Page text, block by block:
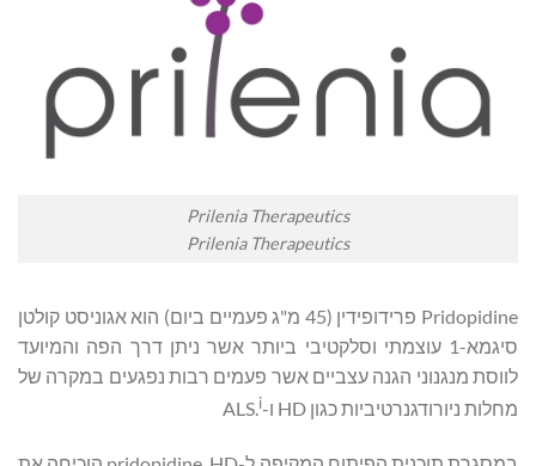
Prilenia Therapeutics
Prilenia Therapeutics
Pridopidine פרידופידין (45 מ"ג פעמיים ביום) הוא אגוניסט קולטן
סיגמא-1 עוצמתי וסלקטיבי ביותר אשר ניתן דרך הפה והמיועד
לווסת מנגנוני הגנה עצביים אשר פעמים רבות נפגעים במקרה של
מחלות ניורודגנרטיביות כגון HD ו-ALS.
i